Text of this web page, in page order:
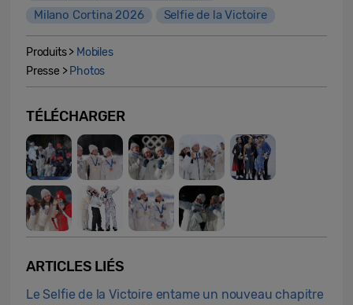
Milano Cortina 2026
Selfie de la Victoire
Produits > Mobiles
Presse > Photos
TÉLÉCHARGER
ARTICLES LIÉS
Le Selfie de la Victoire entame un nouveau chapitre